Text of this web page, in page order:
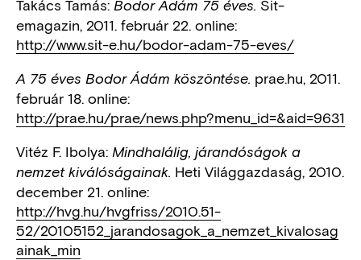
Takács Tamás: Bodor Ádám 75 éves. Sit-
emagazin, 2011. február 22. online:
http://www.sit-e.hu/bodor-adam-75-eves/
A 75 éves Bodor Ádám köszöntése. prae.hu, 2011.
február 18. online:
http://prae.hu/prae/news.php?menu_id=&aid=9631
Vitéz F. Ibolya: Mindhalálig, járandóságok a
nemzet kiválóságainak. Heti Világgazdaság, 2010.
december 21. online:
http://hvg.hu/hvgfriss/2010.51-
52/20105152_jarandosagok_a_nemzet_kivalosag
ainak_min